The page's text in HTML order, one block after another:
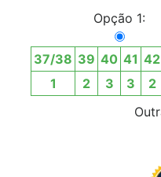
Opção 1:
37/38 39 40 41 42
1
2 3 3 2